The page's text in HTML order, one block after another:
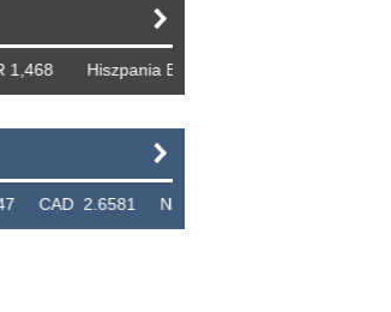
EUR 1,229 WB GBP 1,318
2.6581 NZD 2.1889 SGD 2.9048